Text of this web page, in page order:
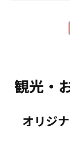
くだけでオリジ
して販売してい
でご不明点があ
お気軽にご相談
「クリアタイプ
で、オリジナル
魅力を余すこと
なので、バッグ
取り付けて外出
観光・
オリジ